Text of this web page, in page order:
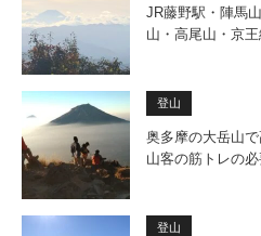
JR藤野駅・陣馬
山・高尾山・京
登山
奥多摩の大岳山
山客の筋トレの
登山